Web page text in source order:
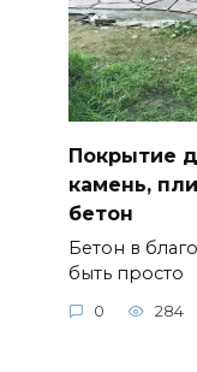
Покрытие
камень,
бетон
Бетон в
быть просто
0 284